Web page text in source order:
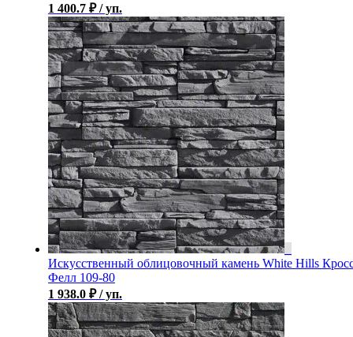
1 400.7 ₽ / уп.
Искусственный облицовочный камень White Hills
Фелл 109-80
1 938.0 ₽ / уп.